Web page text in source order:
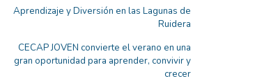
Aprendizaje y Diversión en las Lagunas de
Ruidera
CECAP JOVEN convierte el verano en una
gran oportunidad para aprender, convivir y
crecer